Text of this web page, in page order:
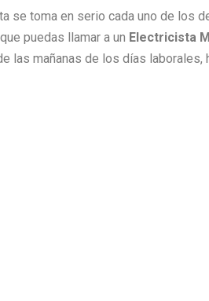
toma en serio cada uno de los
puedas llamar a un Electricista
las mañanas de los días